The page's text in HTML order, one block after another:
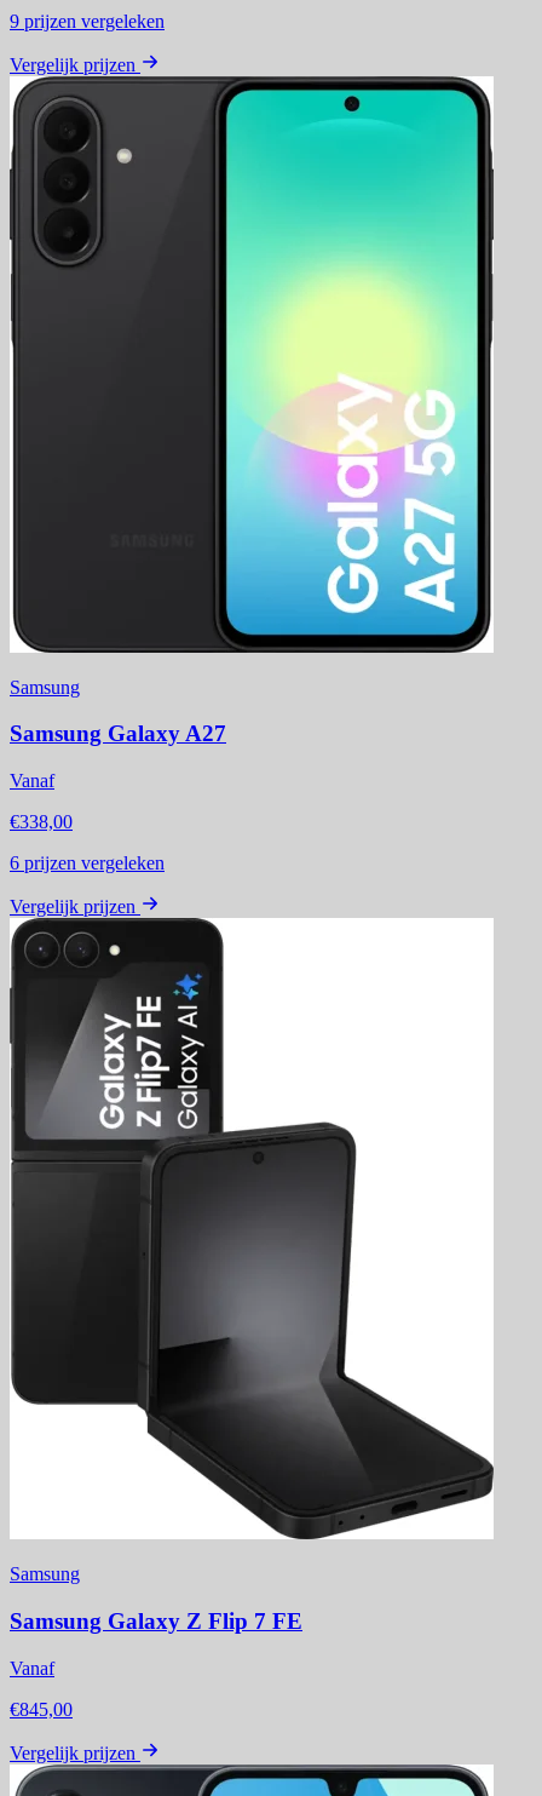
9 prijzen vergeleken
Vergelijk prijzen
Samsung
Samsung Galaxy A27
Vanaf
€338,00
6 prijzen vergeleken
Vergelijk prijzen
Samsung
Samsung Galaxy Z Flip 7 FE
Vanaf
€845,00
Vergelijk prijzen